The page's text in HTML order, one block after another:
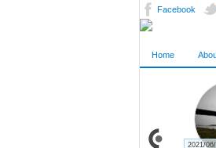
Facebook
Home
2021/